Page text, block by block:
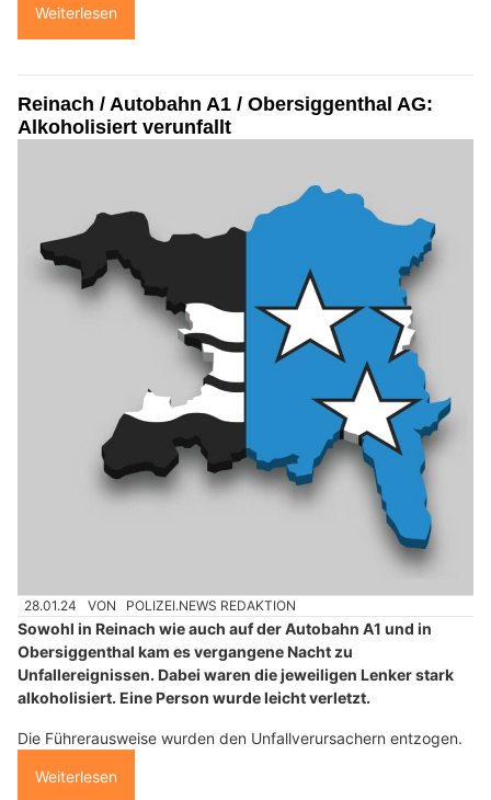
Weiterlesen
Reinach / Autobahn A1 / Obersiggenthal AG:
Alkoholisiert verunfallt
28.01.24 VON POLIZEI.NEWS REDAKTION
Sowohl in Reinach wie auch auf der Autobahn A1 und in
Obersiggenthal kam es vergangene Nacht zu
Unfallereignissen. Dabei waren die jeweiligen Lenker stark
alkoholisiert. Eine Person wurde leicht verletzt.
Die Führerausweise wurden den Unfallverursachern entzogen.
Weiterlesen